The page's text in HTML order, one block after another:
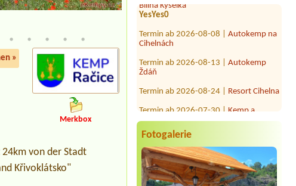
Termin ab 2026-08-08 |
Termin ab 2026-08-13 |
Termin ab 2026-08-24 |
Termin ab 2026-07-30 | Kemp a
1x místo pro dodávku s elektřinou
Termin ab 2026-08-16 |
místo pro auto s karavanem s
přístupem k el. přípojce, dva dospělí
Termin ab 2026-08-07 |Kemp Horka
4L chatka, bez lůžkovin, 3 osoby a pes
Fotogalerie
»
Merkbox
von der Stadt
Křivoklátsko"